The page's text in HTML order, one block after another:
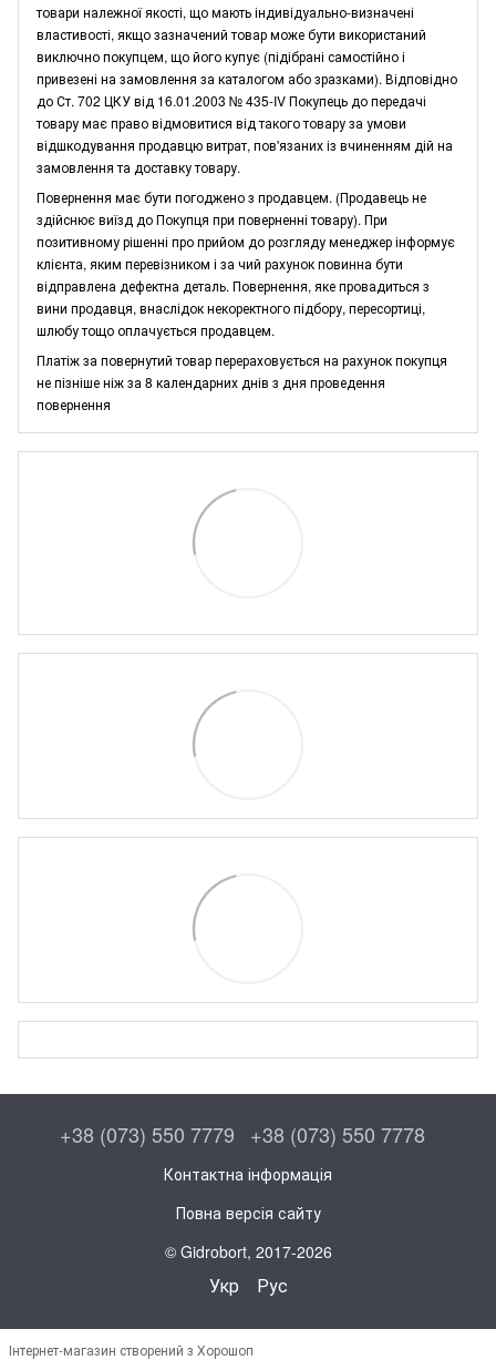
товари належної якості, що мають індивідуально-визначені
властивості, якщо зазначений товар може бути використаний
виключно покупцем, що його купує (підібрані самостійно і
привезені на замовлення за каталогом або зразками). Відповідно
до Ст. 702 ЦКУ від 16.01.2003 № 435-IV Покупець до передачі
товару має право відмовитися від такого товару за умови
відшкодування продавцю витрат, пов'язаних із вчиненням дій на
замовлення та доставку товару.
Повернення має бути погоджено з продавцем. (Продавець не
здійснює виїзд до Покупця при поверненні товару). При
позитивному рішенні про прийом до розгляду менеджер інформує
клієнта, яким перевізником і за чий рахунок повинна бути
відправлена дефектна деталь. Повернення, яке провадиться з
вини продавця, внаслідок некоректного підбору, пересортиці,
шлюбу тощо оплачується продавцем.
Платіж за повернутий товар перераховується на рахунок покупця
не пізніше ніж за 8 календарних днів з дня проведення
повернення
+38 (073) 550 7779 +38 (073) 550 7778
Контактна інформація
Повна версія сайту
© Gidrobort, 2017-2026
Укр Рус
Інтернет-магазин створений з Хорошоп